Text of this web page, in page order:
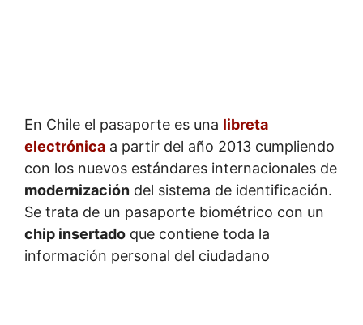
En Chile el pasaporte es una libreta
electrónica a partir del año 2013 cumpliendo
con los nuevos estándares internacionales de
modernización del sistema de identificación.
Se trata de un pasaporte biométrico con un
chip insertado que contiene toda la
información personal del ciudadano